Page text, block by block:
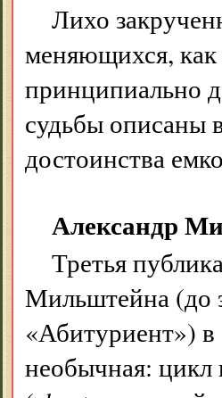
Лихо
меняющихся,
принципиально
судьбы
достоинства
Александр
Третья
Мильштейна (до
«Абитуриент»)
необычная: цикл